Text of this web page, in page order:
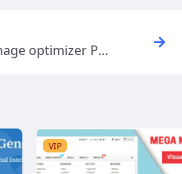
optimizer PR
VIP